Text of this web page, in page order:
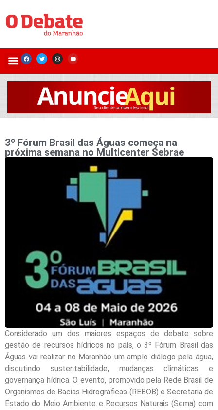
3º Fórum Brasil das Águas começa na
próxima semana no Multicenter Sebrae
Considerado um dos maiores espaços de debate sobre
gestão de recursos hídricos no país, o 3º Fórum Brasil das
Águas vai realizar no Maranhão um amplo diálogo pela água,
discutindo sustentabilidade, mudanças climáticas e
governança hídrica. O evento, promovido pela Rede Brasil de
Organismos de Bacias Hidrográficas (REBOB) e Secretaria de
Estado do Meio Ambiente e Recursos Naturais (Sema) com